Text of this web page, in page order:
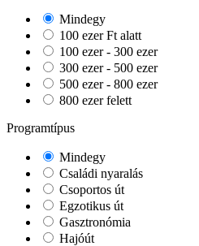
Mindegy
100 ezer Ft alatt
100 ezer - 300 ezer
300 ezer - 500 ezer
500 ezer - 800 ezer
800 ezer felett
Programtípus
Mindegy
Családi nyaralás
Csoportos út
Egzotikus út
Gasztronómia
Hajóút